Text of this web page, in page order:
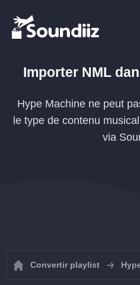
Importer NML
Hype Machine ne peut
le type de contenu
via
Convertir playlist